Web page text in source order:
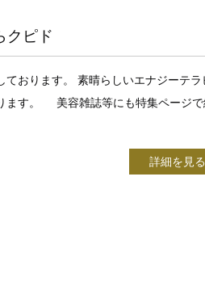
クピド
おります。 素晴らしいエナジーテラ
ます。 美容雑誌等にも特集ページ
詳細を見る